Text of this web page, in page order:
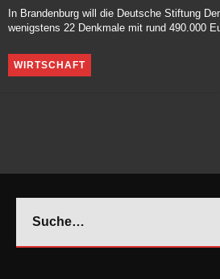
In Brandenburg will die Deutsche Stiftung
wenigstens 22 Denkmale mit rund 490.000
WIRTSCHAFT